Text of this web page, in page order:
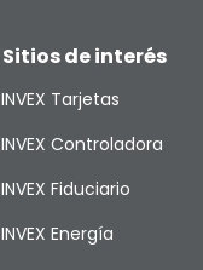
Sitios de interés
INVEX Tarjetas
INVEX Controladora
INVEX Fiduciario
INVEX Energía